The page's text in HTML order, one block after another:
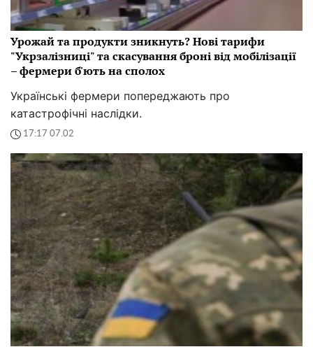
Урожай та продукти зникнуть? Нові тарифи
"Укрзалізниці" та скасування броні від мобілізації
– фермери б'ють на сполох
Українські фермери попереджають про
катастрофічні наслідки.
17:17 07.02